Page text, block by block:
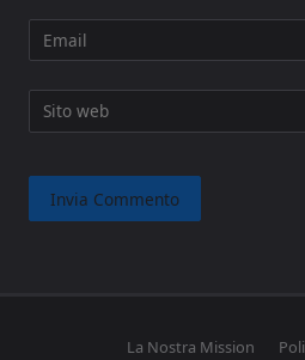
Email
Sito web
La Nostra Mission